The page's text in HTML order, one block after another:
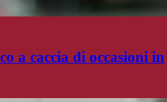
a caccia di occasioni in